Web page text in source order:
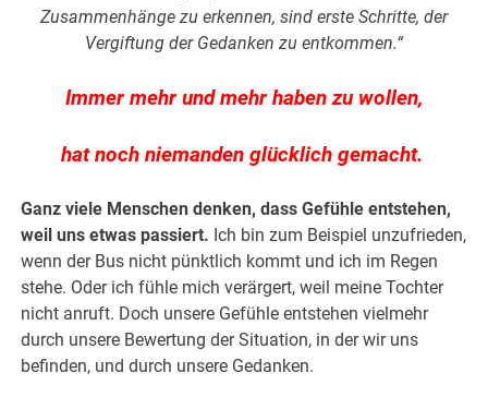
Zusammenhänge zu erkennen, sind erste Schritte, der
Vergiftung der Gedanken zu entkommen.“
Immer mehr und mehr haben zu wollen,
hat noch niemanden glücklich gemacht.
Ganz viele Menschen denken, dass Gefühle entstehen,
weil uns etwas passiert. Ich bin zum Beispiel unzufrieden,
wenn der Bus nicht pünktlich kommt und ich im Regen
stehe. Oder ich fühle mich verärgert, weil meine Tochter
nicht anruft. Doch unsere Gefühle entstehen vielmehr
durch unsere Bewertung der Situation, in der wir uns
befinden, und durch unsere Gedanken.